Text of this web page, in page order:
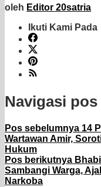
oleh Editor 20satria
Ikuti Kami Pada
Navigasi pos
Pos sebelumnya 14
Wartawan Amir,
Hukum
Pos berikutnya
Sambangi Warga,
Narkoba